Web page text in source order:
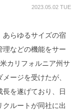
2023.05.02 TUE
あらゆるサイズの宿
などの機能をサー
米カリフォルニア州サ
ージを受けたが、
を遂げており、日
ルートが同社に出